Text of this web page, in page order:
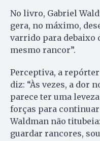
No livro, Gabriel
gera, no máximo,
varrido para debaixo
mesmo rancor”.
Perceptiva, a repórter
diz: “Às vezes, a dor
parece ter uma
forças para
Waldman não
guardar rancores,